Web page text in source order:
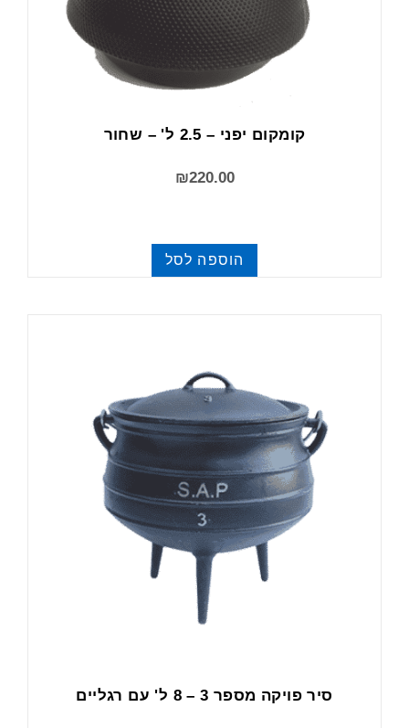
קומקום יפני – 2.5 ל' – שחור
₪220.00
הוספה לסל
סיר פויקה מספר 3 – 8 ל' עם רגליים